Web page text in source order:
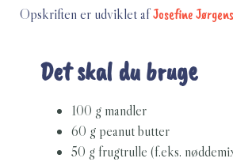
Opskriften er udviklet afJosefine
Det skal du bruge
100 g mandler
60 g peanut butter
50 g frugtrulle (f.eks.